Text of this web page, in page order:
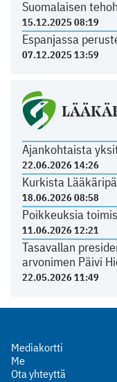
Suomalaisen
15.12.2025 08:19
Espanjassa
07.12.2025 13:59
Ajankohtaista
22.06.2026 14:26
Kurkista
18.06.2026 08:58
Poikkeuksia
11.06.2026 12:21
Tasavallan
arvonimen Päivi
22.05.2026 11:49
Mediakortti
Me
Ota yhteyttä